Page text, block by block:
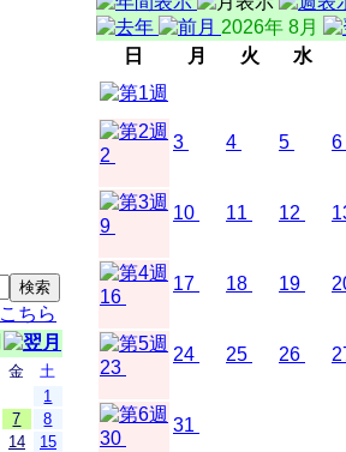
金
土
1
7
8
14
15
2026年 8月
日
月 火 水
2
3 4 5 6
9
10 11 12
16
17 18 19
23
24 25 26
30
31